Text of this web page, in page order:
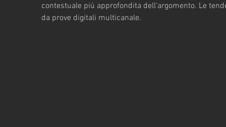
contestuale più approfondita dell'argomento. Le
da prove digitali multicanale.